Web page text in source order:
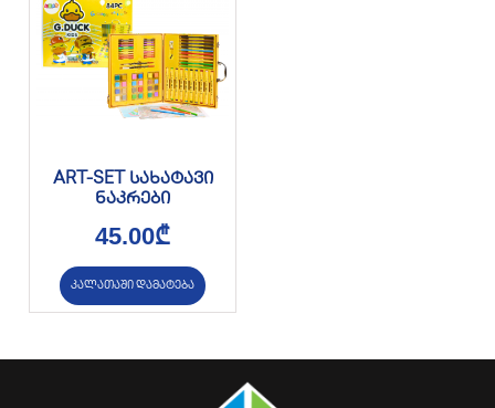
ART-SET სახატავი
ნაკრები
45.00₾
კალათაში დამატება